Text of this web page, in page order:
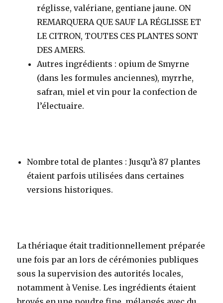
réglisse, valériane, gentiane jaune. ON
REMARQUERA QUE SAUF LA RÉGLISSE ET
LE CITRON, TOUTES CES PLANTES SONT
DES AMERS.
Autres ingrédients : opium de Smyrne
(dans les formules anciennes), myrrhe,
safran, miel et vin pour la confection de
l’électuaire.
Nombre total de plantes : Jusqu’à 87 plantes
étaient parfois utilisées dans certaines
versions historiques.
La thériaque était traditionnellement préparée
une fois par an lors de cérémonies publiques
sous la supervision des autorités locales,
notamment à Venise. Les ingrédients étaient